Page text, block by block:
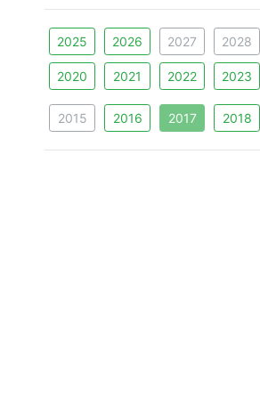
2025 2026 2027 2028
2020 2021 2022 2023
2015 2016 2017 2018